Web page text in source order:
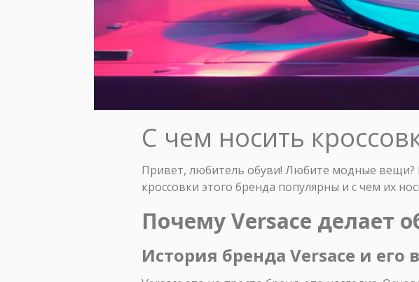
С чем носить
Привет, любитель обуви! Любите модные
кроссовки этого бренда популярны и с чем их
Почему Versace делает
История бренда Versace и